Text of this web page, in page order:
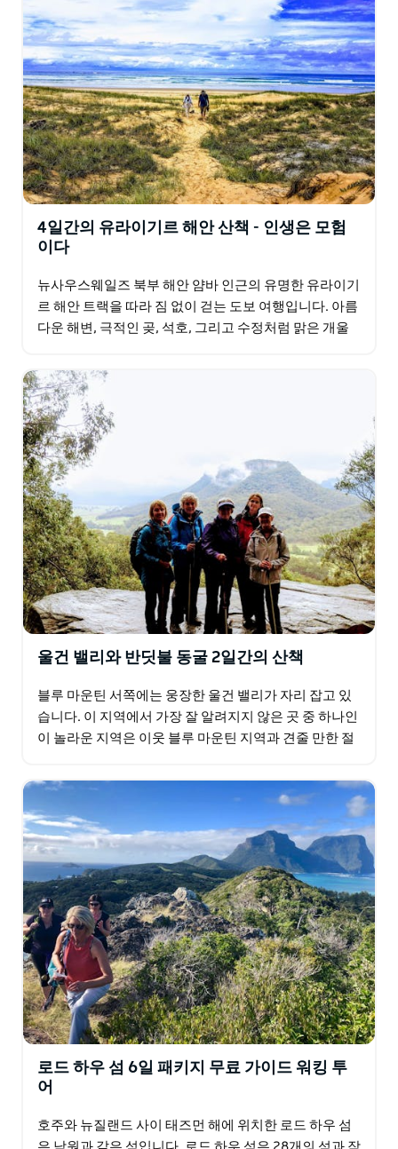
4일간의 유라이기르 해안 산책 - 인생은 모험
이다
뉴사우스웨일즈 북부 해안 얌바 인근의 유명한 유라이기
르 해안 트랙을 따라 짐 없이 걷는 도보 여행입니다. 아름
다운 해변, 극적인 곶, 석호, 그리고 수정처럼 맑은 개울
울건 밸리와 반딧불 동굴 2일간의 산책
블루 마운틴 서쪽에는 웅장한 울건 밸리가 자리 잡고 있
습니다. 이 지역에서 가장 잘 알려지지 않은 곳 중 하나인
이 놀라운 지역은 이웃 블루 마운틴 지역과 견줄 만한 절
로드 하우 섬 6일 패키지 무료 가이드 워킹 투
어
호주와 뉴질랜드 사이 태즈먼 해에 위치한 로드 하우 섬